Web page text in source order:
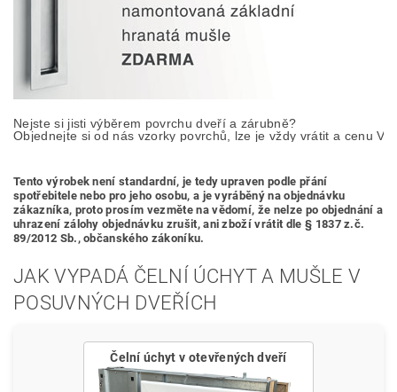
Nejste si jisti výběrem povrchu dveří a zárubně?
Objednejte si od nás vzorky povrchů, lze je vždy vrátit a cenu
Tento výrobek není standardní, je tedy upraven podle přání
spotřebitele nebo pro jeho osobu, a je vyráběný na objednávku
zákazníka, proto prosím vezměte na vědomí, že nelze po objednání a
uhrazení zálohy objednávku zrušit, ani zboží vrátit dle § 1837 z.č.
89/2012 Sb., občanského zákoníku.
JAK VYPADÁ ČELNÍ ÚCHYT A MUŠLE V
POSUVNÝCH DVEŘÍCH
Čelní úchyt v otevřených dveří